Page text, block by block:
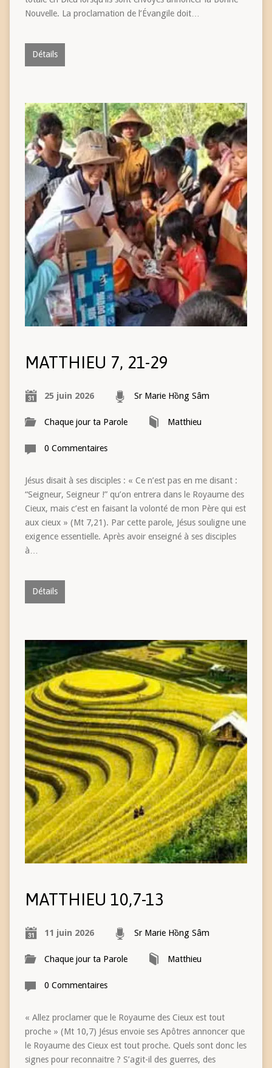
Nouvelle. La proclamation de l’Évangile doit…
Détails
MATTHIEU 7, 21-29
25 juin 2026 Sr Marie Hồng Sâm
Chaque jour ta Parole Matthieu
0 Commentaires
Jésus disait à ses disciples : « Ce n’est pas en me disant :
“Seigneur, Seigneur !” qu’on entrera dans le Royaume des
Cieux, mais c’est en faisant la volonté de mon Père qui est
aux cieux » (Mt 7,21). Par cette parole, Jésus souligne une
exigence essentielle. Après avoir enseigné à ses disciples
à…
Détails
MATTHIEU 10,7-13
11 juin 2026 Sr Marie Hồng Sâm
Chaque jour ta Parole Matthieu
0 Commentaires
« Allez proclamer que le Royaume des Cieux est tout
proche » (Mt 10,7) Jésus envoie ses Apôtres annoncer que
le Royaume des Cieux est tout proche. Quels sont donc les
signes pour reconnaitre ? S’agit-il des guerres, des